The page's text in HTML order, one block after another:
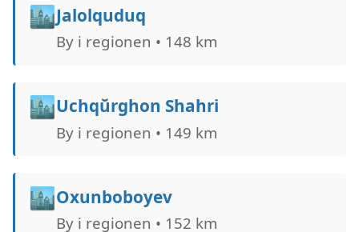
🏙️Jalolquduq
By i regionen • 148 km
🏙️Uchqŭrghon Shahri
By i regionen • 149 km
🏙️Oxunboboyev
By i regionen • 152 km